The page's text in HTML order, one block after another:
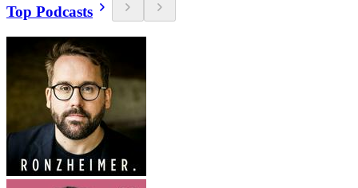
Top Podcasts